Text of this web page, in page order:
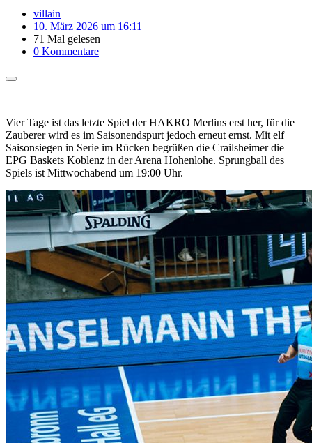
villain
10. März 2026 um 16:11
71 Mal gelesen
0 Kommentare
Vier Tage ist das letzte Spiel der HAKRO Merlins erst her, für die
Zauberer wird es im Saisonendspurt jedoch erneut ernst. Mit elf
Saisonsiegen in Serie im Rücken begrüßen die Crailsheimer die
EPG Baskets Koblenz in der Arena Hohenlohe. Sprungball des
Spiels ist Mittwochabend um 19:00 Uhr.